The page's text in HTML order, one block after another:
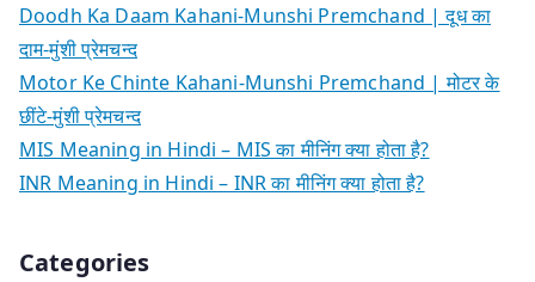
Doodh Ka Daam Kahani-Munshi Premchand | दूध का
दाम-मुंशी प्रेमचन्द
Motor Ke Chinte Kahani-Munshi Premchand | मोटर के
छींटे-मुंशी प्रेमचन्द
MIS Meaning in Hindi – MIS का मीनिंग क्या होता है?
INR Meaning in Hindi – INR का मीनिंग क्या होता है?
Categories